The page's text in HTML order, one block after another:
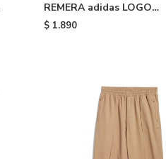
REMERA adidas LOGO
SKATEBOARDING - White
$ 1.890